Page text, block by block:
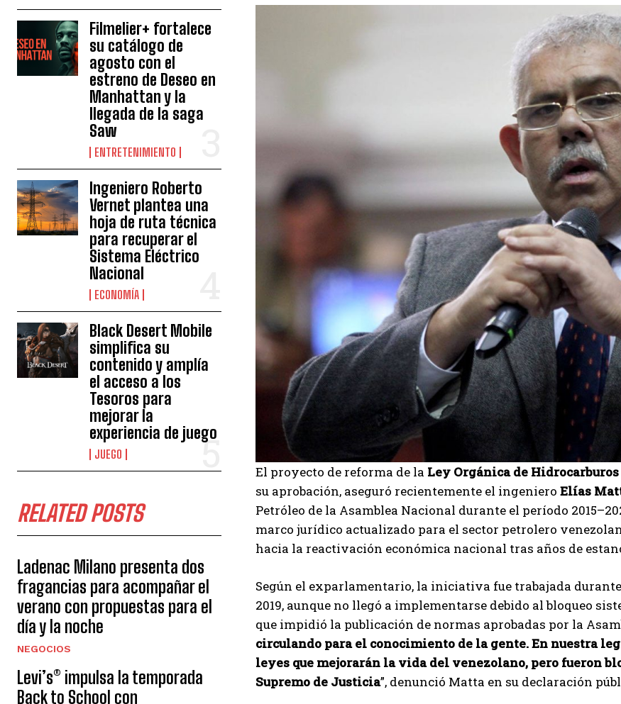
I've read and accept thePrivacy Policy.
Carlos Mendoza
Carlos Mendoza es un empresario y estratega
Filmelier+ fortalece
su catálogo de
agosto con el
estreno de Deseo en
Manhattan y la
llegada de la saga
Saw
ENTRETENIMIENTO
Ingeniero Roberto
Vernet plantea una
hoja de ruta técnica
para recuperar el
Sistema Eléctrico
Nacional
ECONOMÍA
Black Desert Mobile
simplifica su
contenido y amplía
el acceso a los
Tesoros para
mejorar la
experiencia de juego
JUEGO
RELATED POSTS
Ladenac Milano presenta dos
fragancias para acompañar el
verano con propuestas para el
día y la noche
NEGOCIOS
Levi’s® impulsa la temporada
Back to School con
El proyecto de reforma de la Ley Orgánica de Hidrocarburos
su aprobación, aseguró recientemente el ingeniero Elías
Petróleo de la Asamblea Nacional durante el período
marco jurídico actualizado para el sector petrolero
hacia la reactivación económica nacional tras años de
Según el exparlamentario, la iniciativa fue trabajada
2019, aunque no llegó a implementarse debido al bloqueo
que impidió la publicación de normas aprobadas por la
circulando para el conocimiento de la gente. En nuestra
leyes que mejorarán la vida del venezolano, pero fueron
Supremo de Justicia”, denunció Matta en su declaración